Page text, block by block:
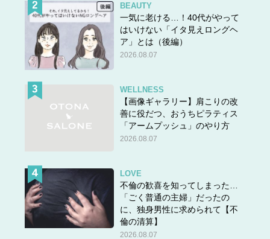
BEAUTY
一気に老ける…！40代がやって
はいけない「イタ見えロングヘ
ア」とは（後編）
2026.08.07
WELLNESS
【画像ギャラリー】肩こりの改
善に役だつ、おうちピラティス
「アームプッシュ」のやり方
2026.08.07
LOVE
不倫の歓喜を知ってしまった…
「ごく普通の主婦」だったの
に、独身男性に求められて【不
倫の清算】
2026.08.07